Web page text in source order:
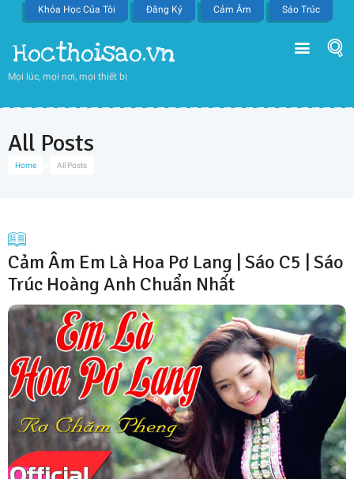
Khóa Học Của Tôi Đăng Ký Cảm Âm Sáo Trúc
Hocthoisao.vn
Mọi lúc, mọi nơi, mọi thiết bị
Home All Posts
All Posts
Cảm Âm Em Là Hoa Pơ Lang | Sáo C5 | Sáo
Trúc Hoàng Anh Chuẩn Nhất